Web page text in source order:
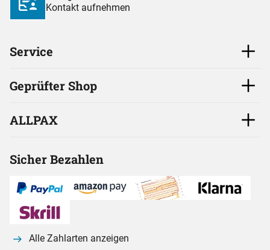
Kontakt aufnehmen
Service
Geprüfter Shop
ALLPAX
Sicher Bezahlen
Alle Zahlarten anzeigen